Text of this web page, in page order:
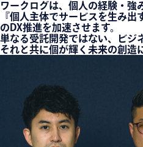
ワークログは、個人の経験・強
『個人主体でサービスを生み
のDX推進を加速させます。
単なる受託開発ではない、ビジ
それと共に個が輝く未来の創造